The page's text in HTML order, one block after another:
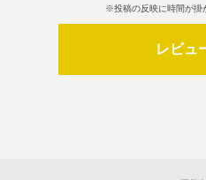
※投稿の反映に時間が掛